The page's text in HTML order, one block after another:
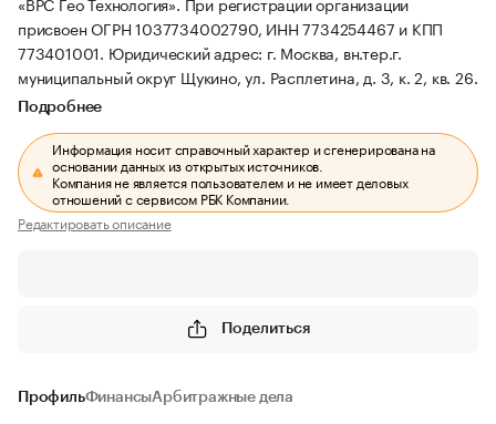
присвоен ОГРН 1037734002790, ИНН 7734254467 и КПП
773401001. Юридический адрес: г. Москва, вн.тер.г.
муниципальный округ Щукино, ул. Расплетина, д. 3, к. 2, кв. 26.
Подробнее
Информация носит справочный характер и сгенерирована на
основании данных из открытых источников.
Компания не является пользователем и не имеет деловых
отношений с сервисом РБК Компании.
Редактировать описание
Поделиться
ПрофильФинансыАрбитражные дела